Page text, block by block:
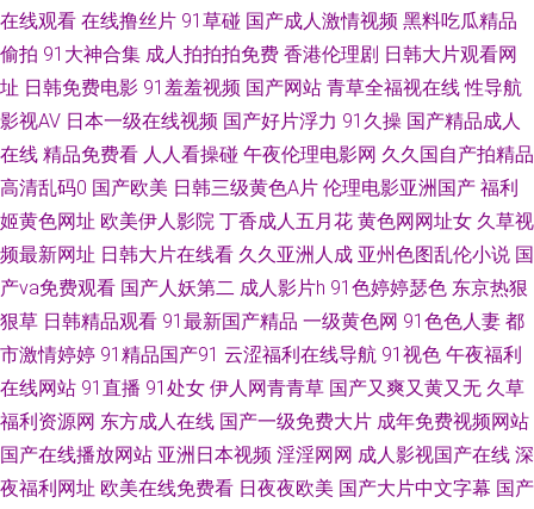
女双飞网 国产不卡在线观 日韩免费人成看国产片 www夜间生活 欧美两性 在
线欧中文字幕 黑人巨茎大 午夜剧场av 高清自拍亚洲精品二区 日韩无码波多
国产吃瓜黑料一区二区 日韩另类a片 a一级a一级视频免费 欧美精品中文字幕
蜜桃 中国二级 黄色网入口站91 午夜在线观看电影 国产人成午夜 视频二区日
韩 成全世界免费高清观看 欧美一区二区三区激情 最新综合精品亚洲网址 深
夜AV网址 成全电影在线观看免费 欧美亚成人网 最好的中文字幕视频 九一小
网站 亚洲精品国产综合99久久一区 国产熟睡乱子伦视频 亚洲色情入口 国产
一区高清三 我爱我色成人网 国产精品色 三级精品在线免费观看 成人AV影视
在线观看 在线撸丝片 91草碰 国产成人激情视频 黑料吃瓜精品
偷拍 91大神合集 成人拍拍拍免费 香港伦理剧 日韩大片观看网
址 日韩免费电影 91羞羞视频 国产网站 青草全福视在线 性导航
影视AV 日本一级在线视频 国产好片浮力 91久操 国产精品成人
在线 精品免费看 人人看操碰 午夜伦理电影网 久久国自产拍精品
高清乱码0 国产欧美 日韩三级黄色A片 伦理电影亚洲国产 福利
姬黄色网址 欧美伊人影院 丁香成人五月花 黄色网网址女 久草视
频最新网址 日韩大片在线看 久久亚洲人成 亚州色图乱伦小说 国
产va免费观看 国产人妖第二 成人影片h 91色婷婷瑟色 东京热狠
狠草 日韩精品观看 91最新国产精品 一级黄色网 91色色人妻 都
市激情婷婷 91精品国产91 云涩福利在线导航 91视色 午夜福利
在线网站 91直播 91处女 伊人网青青草 国产又爽又黄又无 久草
福利资源网 东方成人在线 国产一级免费大片 成年免费视频网站
国产在线播放网站 亚洲日本视频 淫淫网网 成人影视国产在线 深
夜福利网址 欧美在线免费看 日夜夜欧美 国产大片中文字幕 国产